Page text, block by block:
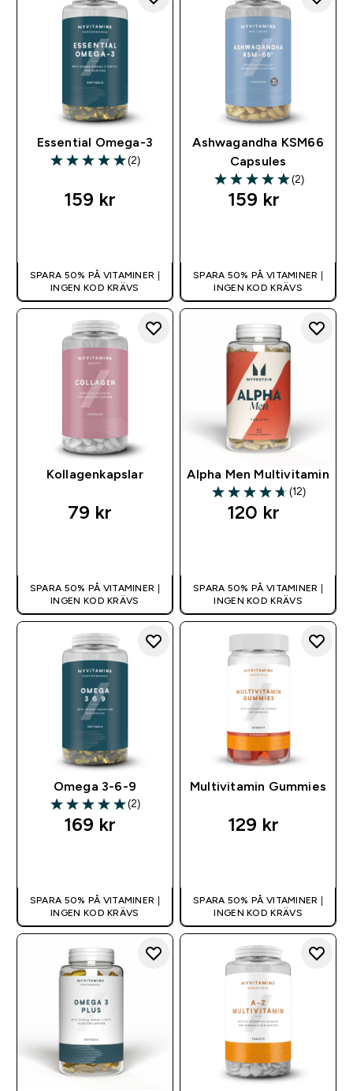
Essential Omega-3
5 out of 5 stars
(2)
159 kr‎
SPARA 50% PÅ VITAMINER |
INGEN KOD KRÄVS
Ashwagandha KSM66
Capsules
5 out of 5 stars
(2)
159 kr‎
SPARA 50% PÅ VITAMINER |
INGEN KOD KRÄVS
Kollagenkapslar
79 kr‎
SPARA 50% PÅ VITAMINER |
INGEN KOD KRÄVS
Alpha Men Multivitamin
4.67 out of 5 stars
(12)
120 kr‎
SPARA 50% PÅ VITAMINER |
INGEN KOD KRÄVS
Omega 3-6-9
5 out of 5 stars
(2)
169 kr‎
SPARA 50% PÅ VITAMINER |
INGEN KOD KRÄVS
Multivitamin Gummies
129 kr‎
SPARA 50% PÅ VITAMINER |
INGEN KOD KRÄVS